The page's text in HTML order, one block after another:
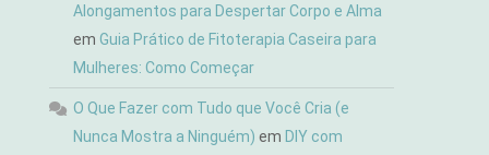
Alongamentos para Despertar Corpo e Alma
emGuia Prático de Fitoterapia Caseira para
Mulheres: Como Começar
O Que Fazer com Tudo que Você Cria (e
Nunca Mostra a Ninguém) em DIY com